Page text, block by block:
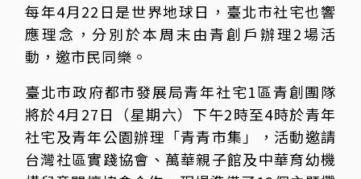
每年4月22日是世界地球日，臺北市社宅也響
應理念，分別於本周末由青創戶辦理2場活
動，邀市民同樂。
臺北市政府都市發展局青年社宅1區青創團隊
將於4月27日（星期六）下午2時至4時於青年
社宅及青年公園辦理「青青市集」，活動邀請
台灣社區實踐協會、萬華親子館及中華育幼機